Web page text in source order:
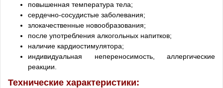
повышенная температура тела;
сердечно-сосудистые заболевания;
злокачественные новообразования;
после употребления алкогольных напитков;
наличие кардиостимулятора;
индивидуальная непереносимость, аллергические
реакции.
Технические характеристики: